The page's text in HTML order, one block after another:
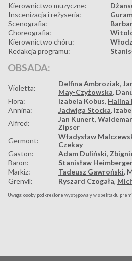
Kierownictwo muzyczne:
Inscenizacja i reżyseria:
Scenografia:
Choreografia:
Kierownictwo chóru:
Redakcja programu:
OBSADA:
Violetta: Delfina Ambroziak,
May-Czyżowska,
Flora:
Izabela Kobus, Halina
Annina:
Jadwiga Stocka,
Alfred:
Jan Kunert,
Zipser
Germont:
Władysław
Czekay
Gaston:
Adam Duliński,
Baron:
Stanisław
Markiz:
Tadeusz Gawroński,
Grenvil:
Ryszard Czogała,
Uwaga: osoby podkreślone występowały w spektaklu